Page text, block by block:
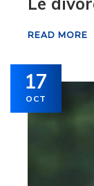
READ MORE
17
OCT